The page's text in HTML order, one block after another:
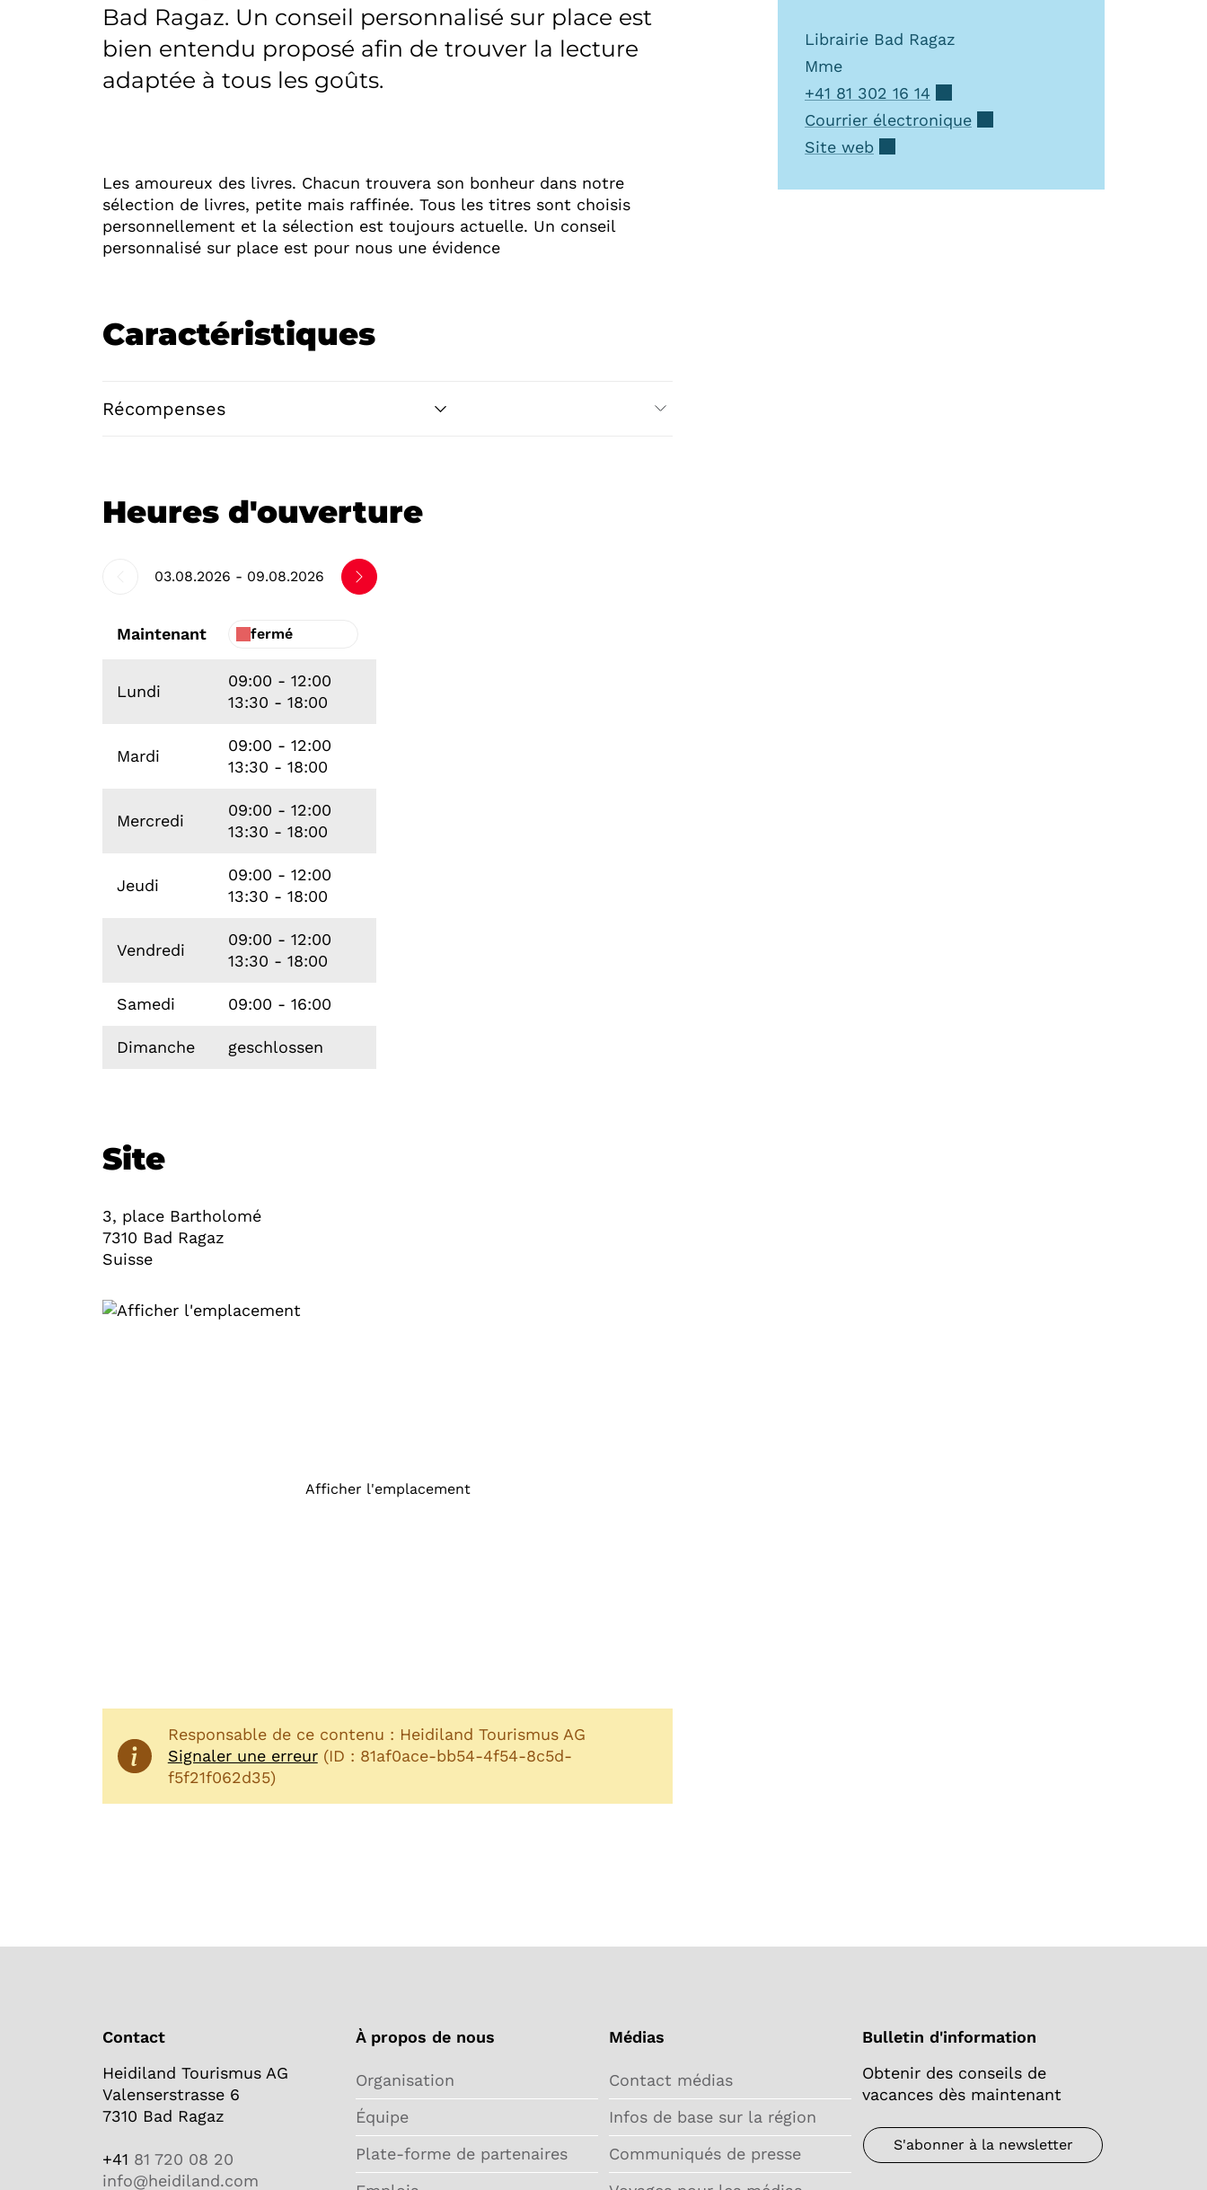
Bad Ragaz. Un conseil personnalisé sur place est
bien entendu proposé afin de trouver la lecture
adaptée à tous les goûts.
Les amoureux des livres. Chacun trouvera son bonheur dans notre
sélection de livres, petite mais raffinée. Tous les titres sont choisis
personnellement et la sélection est toujours actuelle. Un conseil
personnalisé sur place est pour nous une évidence
Caractéristiques
Récompenses
Heures d'ouverture
03.08.2026 - 09.08.2026
Maintenant fermé
Lundi
09:00 - 12:00
13:30 - 18:00
Mardi
09:00 - 12:00
13:30 - 18:00
Mercredi
09:00 - 12:00
13:30 - 18:00
Jeudi
09:00 - 12:00
13:30 - 18:00
Vendredi
09:00 - 12:00
13:30 - 18:00
Samedi 09:00 - 16:00
Dimanche geschlossen
Site
3, place Bartholomé
7310 Bad Ragaz
Suisse
Afficher l'emplacement
Responsable de ce contenu : Heidiland Tourismus AG
Signaler une erreur(ID : 81af0ace-bb54-4f54-8c5d-
f5f21f062d35)
Librairie Bad Ragaz
Mme
+41 81 302 16 14
Courrier électronique
Site web
Contact
Heidiland Tourismus AG
Valenserstrasse 6
7310 Bad Ragaz
+41 81 720 08 20
info@heidiland.com
À propos de nous
Organisation
Équipe
Plate-forme de partenaires
Médias
Contact médias
Infos de base sur la région
Communiqués de presse
Bulletin d'information
Obtenir des conseils de
vacances dès maintenant
S'abonner à la newsletter